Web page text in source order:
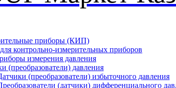
приборы (КИП)
контрольно-измерительных приборов
измерения давления
(преобразователи) давления
(преобразователи) избыточного давления
(датчики) дифференциального